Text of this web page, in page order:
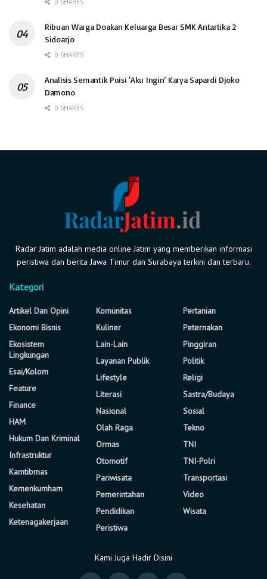
0 SHARES
Ribuan Warga Doakan Keluarga Besar SMK Antartika 2
Sidoarjo
0 SHARES
Analisis Semantik Puisi ‘Aku Ingin’ Karya Sapardi Djoko
Damono
0 SHARES
Radar Jatim adalah media online Jatim yang memberikan informasi
peristiwa dan berita Jawa Timur dan Surabaya terkini dan terbaru.
Kategori
Artikel Dan Opini
Ekonomi Bisnis
Ekosistem
Lingkungan
Esai/Kolom
Feature
Finance
HAM
Hukum Dan Kriminal
Infrastruktur
Kamtibmas
Kemenkumham
Kesehatan
Ketenagakerjaan
Komunitas
Kuliner
Lain-Lain
Layanan Publik
Lifestyle
Literasi
Nasional
Olah Raga
Ormas
Otomotif
Pariwisata
Pemerintahan
Pendidikan
Peristiwa
Pertanian
Peternakan
Pinggiran
Politik
Religi
Sastra/Budaya
Sosial
Tekno
TNI
TNI-Polri
Transportasi
Video
Wisata
Kami Juga Hadir Disini